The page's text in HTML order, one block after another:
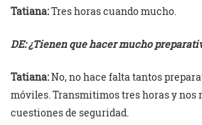
Tatiana:Tres horas cuando mucho.
DE: ¿Tienen que hacer mucho
Tatiana:No, no hace falta tantos
móviles. Transmitimos tres horas y nos
cuestiones de seguridad.